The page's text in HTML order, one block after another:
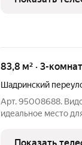
отделкой.Все
83,8 м² · 3-
Шадринский
Арт. 95008688.
идеальное место
на балкон), два